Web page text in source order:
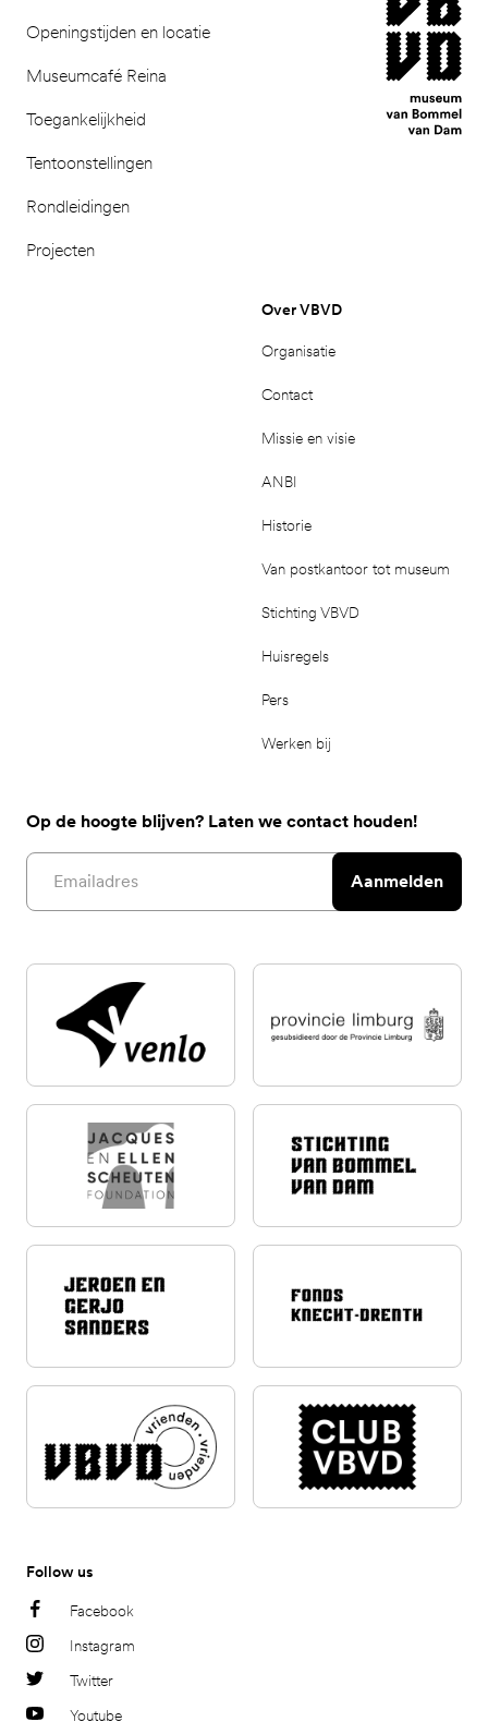
Openingstijden en locatie
Museumcafé Reina
Toegankelijkheid
Tentoonstellingen
Rondleidingen
Projecten
Over VBVD
Organisatie
Contact
Missie en visie
ANBI
Historie
Van postkantoor tot museum
Stichting VBVD
Huisregels
Pers
Werken bij
Op de hoogte blijven? Laten we contact houden!
Email address
Aanmelden
Follow us
Facebook
Instagram
Twitter
Youtube